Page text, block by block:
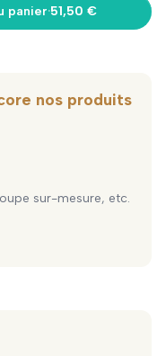
panier·51,50 €
nos produits
sur-mesure, etc.